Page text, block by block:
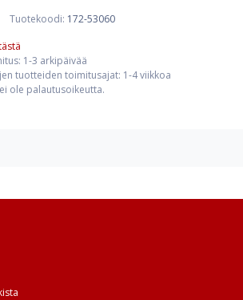
Tuotekoodi: 172-53060
1-3 arkipäivää
tuotteiden toimitusajat: 1-4 viikkoa
ole palautusoikeutta.